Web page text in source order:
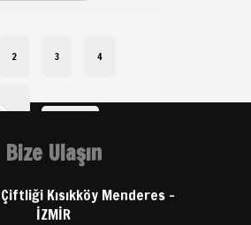
2 3 4
Bize Ulaşın
Kısıkköy Menderes -
İZMİR